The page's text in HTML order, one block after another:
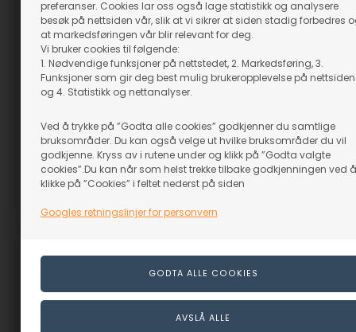
preferanser. Cookies lar oss også lage statistikk og analysere
besøk på nettsiden vår, slik at vi sikrer at siden stadig forbedres
at markedsføringen vår blir relevant for deg.
Vi bruker cookies til følgende:
1. Nødvendige funksjoner på nettstedet, 2. Markedsføring, 3.
Funksjoner som gir deg best mulig brukeropplevelse på nettsiden
og 4. Statistikk og nettanalyser.
Ved å trykke på ”Godta alle cookies” godkjenner du samtlige
bruksområder. Du kan også velge ut hvilke bruksområder du vil
godkjenne. Kryss av i rutene under og klikk på ”Godta valgte
cookies”.Du kan når som helst trekke tilbake godkjenningen ved å
klikke på ”Cookies” i feltet nederst på siden
Googles retningslinjer for personvern
Støpejernsgryte 12,0 l -
Petromax
På lager
2.119,00 NOK
(inkl. mva)
Evt. leveringskostnader
Varenr.: 53507
størrelser.
Fra 389,00NOK
(inkl. mva)
10 L 6 L
VELG ALTERNATIV